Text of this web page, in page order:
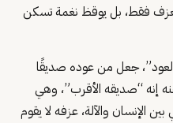
يعزف فقط، بل يوقظ نغمة تسكن
جعل من عوده صديقًا
إنه “صديقه الأقرب”، وهي
الإنسان والآلة، عزفه لا يقوم